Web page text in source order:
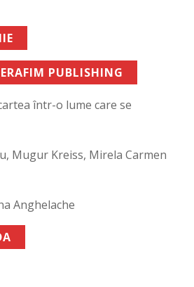
PUBLISHING
într-o lume care se
Mugur Kreiss, Mirela Carmen
Anghelache